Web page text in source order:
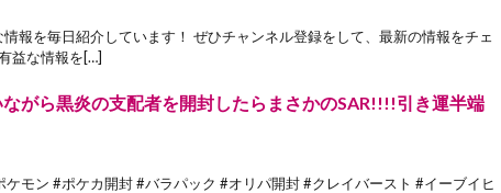
報を毎日紹介しています！ ぜひチャンネル登録をして、最新の情報をチェ
益な情報を[…]
がら黒炎の支配者を開封したらまさかのSAR!!!!引き運半端
モン #ポケカ開封 #バラパック #オリパ開封 #クレイバースト #イーブイヒ